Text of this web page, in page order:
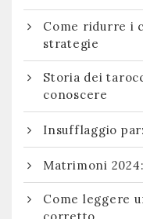
Come ridurre i
strategie
Storia dei
conoscere
Insufflaggio
Matrimoni
Come leggere